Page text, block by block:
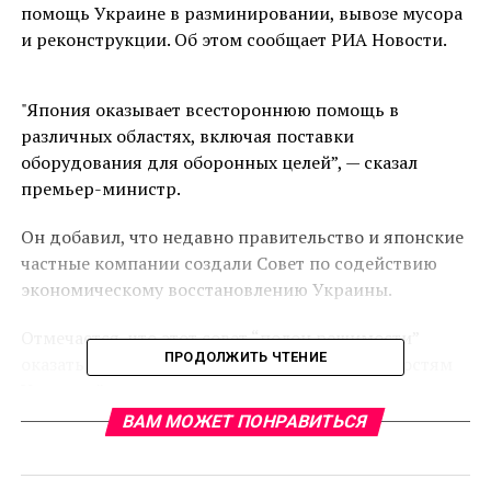
помощь Украине в разминировании, вывозе мусора
и реконструкции. Об этом сообщает РИА Новости.
"Япония оказывает всестороннюю помощь в
различных областях, включая поставки
оборудования для оборонных целей”, — сказал
премьер-министр.
Он добавил, что недавно правительство и японские
частные компании создали Совет по содействию
экономическому восстановлению Украины.
Отмечается, что этот совет “полон решимости”
оказать помощь, “соответствующую потребностям
ПРОДОЛЖИТЬ ЧТЕНИЕ
ВАМ МОЖЕТ ПОНРАВИТЬСЯ